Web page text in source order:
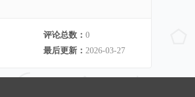
评论总数： 0
最后更新： 2026-03-27